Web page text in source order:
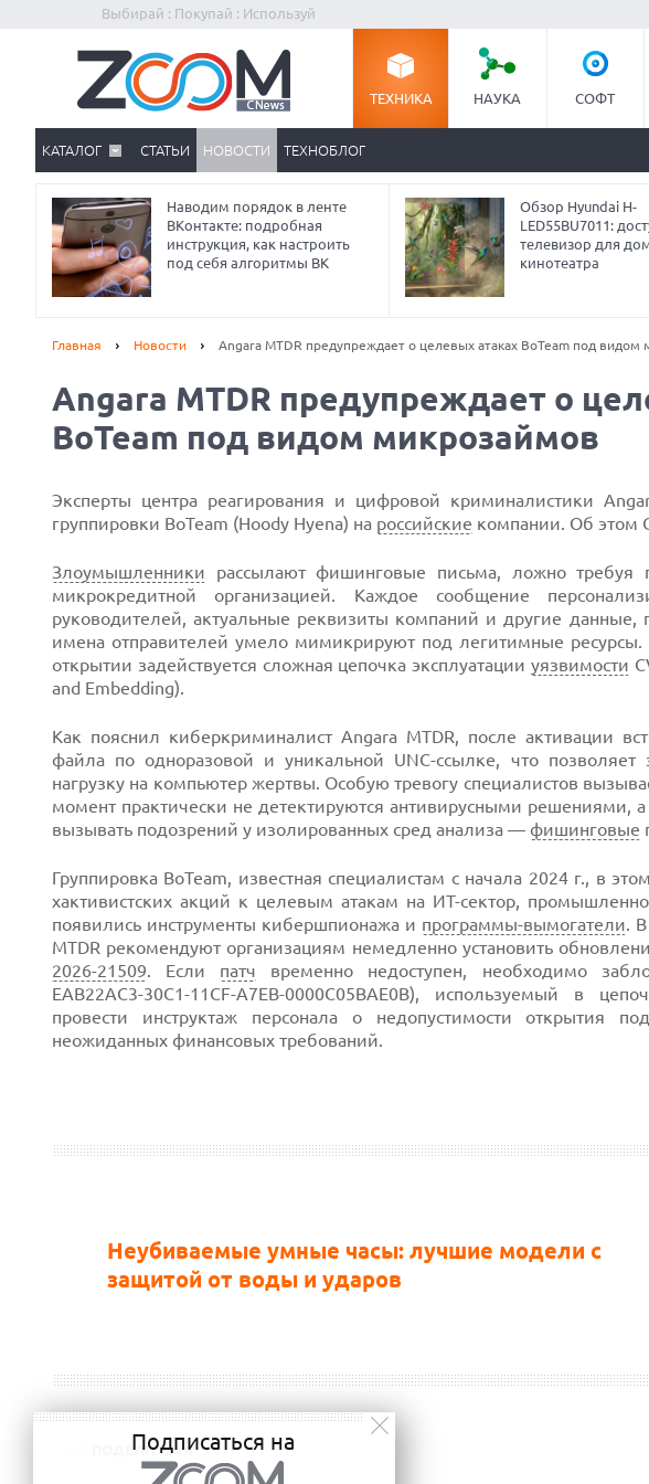
Выбирай : Покупай : Используй
ТЕХНИКА НАУКА СОФТ
КАТАЛОГ СТАТЬИ НОВОСТИ ТЕХНОБЛОГ
Наводим порядок в ленте
ВКонтакте: подробная
инструкция, как настроить
под себя алгоритмы ВК
Обзор Hyundai H-
LED55BU7011:
телевизор для
кинотеатра
Главная Новости Angara MTDR предупреждает о целевых атаках BoTeam под видом
Angara MTDR предупреждает о
BoTeam под видом микрозаймов
Эксперты центра реагирования и цифровой криминалистики
группировки BoTeam (Hoody Hyena) на российские компании. Об этом
Злоумышленники рассылают фишинговые письма, ложно требуя
микрокредитной организацией. Каждое сообщение
руководителей, актуальные реквизиты компаний и другие
имена отправителей умело мимикрируют под легитимные
открытии задействуется сложная цепочка эксплуатацииуязвимости
and Embedding).
Как пояснил киберкриминалист Angara MTDR, после активации
файла по одноразовой и уникальной UNC-ссылке, что
нагрузку на компьютер жертвы. Особую тревогу специалистов
момент практически не детектируются антивирусными решениями,
вызывать подозрений у изолированных сред анализа — фишинговые
Группировка BoTeam, известная специалистам с начала 2024 г., в
хактивистских акций к целевым атакам на ИТ-сектор,
появились инструменты кибершпионажа и программы-вымогатели.
MTDR рекомендуют организациям немедленно установить
2026-21509. Если патч временно недоступен, необходимо
EAB22AC3-30C1-11CF-A7EB-0000C05BAE0B), используемый в
провести инструктаж персонала о недопустимости открытия
неожиданных финансовых требований.
Неубиваемые умные часы: лучшие модели с
защитой от воды и ударов
ПОДЕЛИТЬСЯ
Prev
Next
Подписаться на